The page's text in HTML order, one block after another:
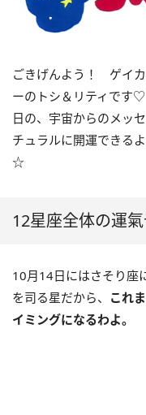
ごきげんよう！ ゲイ
ーのトシ＆リティで
日の、宇宙からのメッ
チュラルに開運できる
☆
12星座全体の運
10月14日にはさそり座
を司る星だから、 これ
イミングになるわよ。